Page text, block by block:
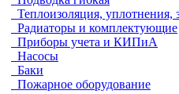
Теплоизоляция,
Радиаторы и комплектующие
Приборы учета и КИПиА
Насосы
Баки
Пожарное оборудование